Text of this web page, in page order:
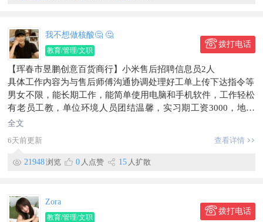
我不想做核酸🤔 🤔
教育/管理/文职
拨打电话
【珲春市昱鹏创意百货商行】小米售后招聘信息员2人
具体工作内容为与售后师傅沟通协调处理好工单上传下达指令等
男女不限，能长期工作，能简单使用电脑和手机软件，工作轻松
有老员工教，单位环境人员团结温馨，实习期工资3000，地址
合作区，有意者电联188****6655
联系时，请说明在【珲春圈】看到的~
全文
6天前更新
查看详情
21948浏览 0 人点赞 15 人扩散
Zora
教育/管理/文职
拨打电话